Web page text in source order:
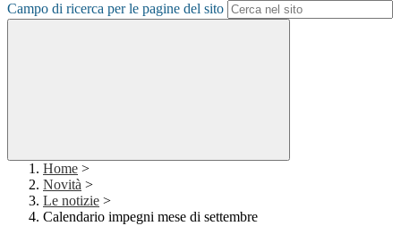
Campo di ricerca per le pagine del sito
Home >
Novità >
Le notizie >
Calendario impegni mese di settembre